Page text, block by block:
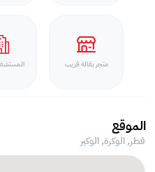
متجر بقالة قريب
الموقع
قطر, الوكرة,الوكير